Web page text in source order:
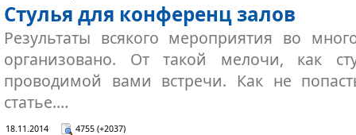
Стулья для конференц залов
Результаты всякого мероприятия во
организовано. От такой мелочи, как
проводимой вами встречи. Как не
статье.…
18.11.2014 4755 (+2037)